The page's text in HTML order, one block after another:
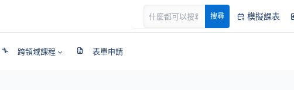
搜尋 模擬課表
跨領域課程 表單申請